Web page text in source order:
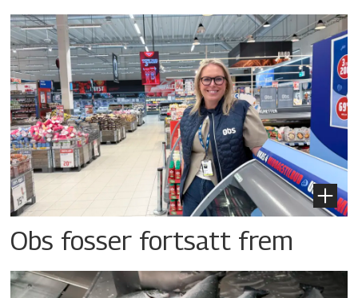
Obs fosser fortsatt frem